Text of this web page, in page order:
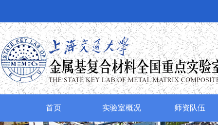
首页 实验室概况 师资队伍